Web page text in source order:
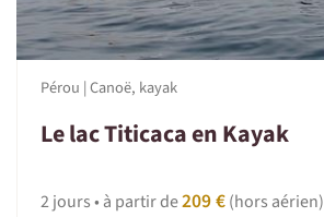
Pérou | Canoë, kayak
Le lac Titicaca en Kayak
2 jours • à partir de209 €(hors aérien)